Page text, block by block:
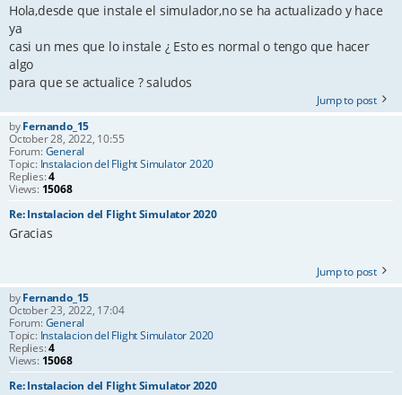
Hola,desde que instale el simulador,no se ha actualizado y hace
ya
casi un mes que lo instale ¿ Esto es normal o tengo que hacer
algo
para que se actualice ? saludos
Jump to post
byFernando_15
October 28, 2022, 10:55
Forum:General
Topic: Instalacion del Flight Simulator 2020
Replies:4
Views: 15068
Re: Instalacion del Flight Simulator 2020
Gracias
Jump to post
byFernando_15
October 23, 2022, 17:04
Forum:General
Topic: Instalacion del Flight Simulator 2020
Replies:4
Views: 15068
Re: Instalacion del Flight Simulator 2020